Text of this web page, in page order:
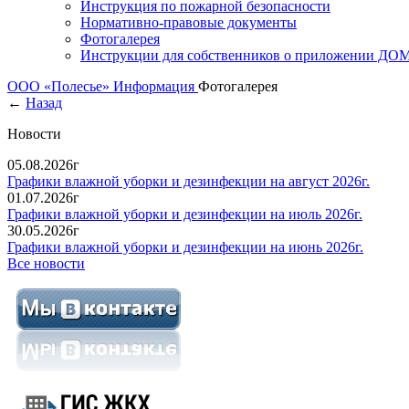
Инструкция по пожарной безопасности
Нормативно-правовые документы
Фотогалерея
Инструкции для собственников о приложении
ООО «Полесье» Информация Фотогалерея
← Назад
Новости
05.08.2026г
Графики влажной уборки и дезинфекции на август 2026г.
01.07.2026г
Графики влажной уборки и дезинфекции на июль 2026г.
30.05.2026г
Графики влажной уборки и дезинфекции на июнь 2026г.
Все новости